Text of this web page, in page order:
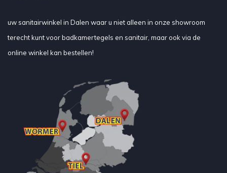
uw sanitairwinkel in Dalen waar u niet alleen in onze showroom
terecht kunt voor badkamertegels en sanitair, maar ook via de
online winkel kan bestellen!